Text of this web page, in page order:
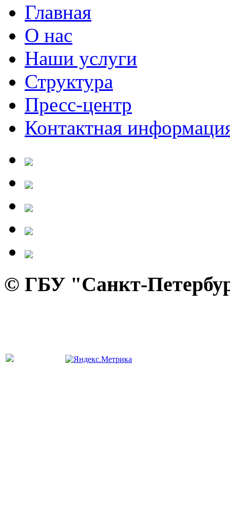
Главная
О нас
Наши услуги
Структура
Пресс-центр
Контактная
© ГБУ "Санкт-